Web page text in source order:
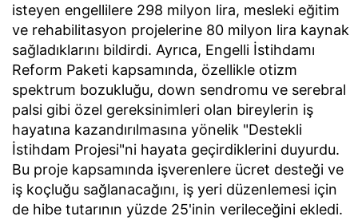
isteyen engellilere 298 milyon lira, mesleki eğitim
ve rehabilitasyon projelerine 80 milyon lira kaynak
sağladıklarını bildirdi. Ayrıca, Engelli İstihdamı
Reform Paketi kapsamında, özellikle otizm
spektrum bozukluğu, down sendromu ve serebral
palsi gibi özel gereksinimleri olan bireylerin iş
hayatına kazandırılmasına yönelik "Destekli
İstihdam Projesi"ni hayata geçirdiklerini duyurdu.
Bu proje kapsamında işverenlere ücret desteği ve
iş koçluğu sağlanacağını, iş yeri düzenlemesi için
de hibe tutarının yüzde 25'inin verileceğini ekledi.